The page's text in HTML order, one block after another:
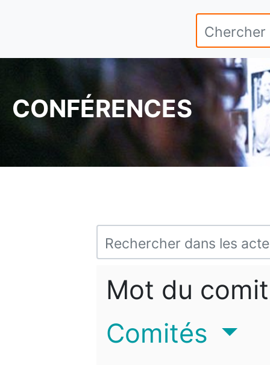
CONFÉRENCES
Mot du
Comités